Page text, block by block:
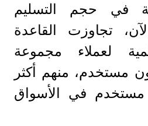
في حجم التسليم
تجاوزت القاعدة
لعملاء مجموعة
مليون مستخدم، منهم أكثر
مستخدم في الأسواق